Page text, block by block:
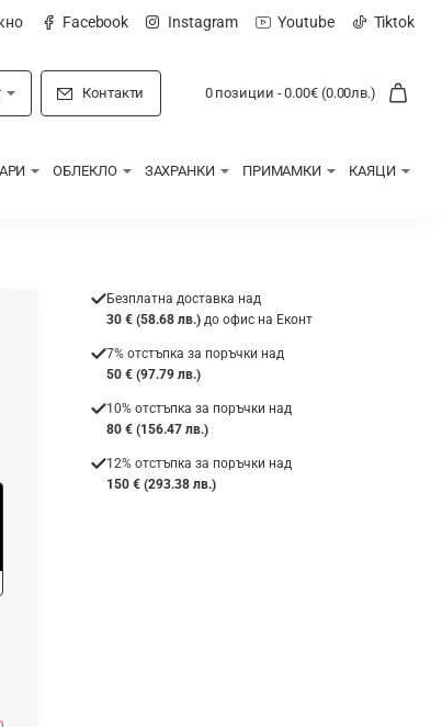
Facebook Instagram Youtube Tiktok
Контакти 0 позиции - 0.00€ (0.00лв.)
ОБЛЕКЛО ЗАХРАНКИ ПРИМАМКИ
КАЯЦИ
Безплатна доставка над
30 € (58.68 лв.) до офис на Еконт
7% отстъпка за поръчки над
50 € (97.79 лв.)
10% отстъпка за поръчки над
80 € (156.47 лв.)
12% отстъпка за поръчки над
150 € (293.38 лв.)